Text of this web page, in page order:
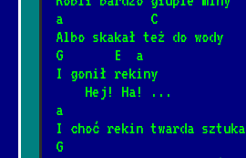
Arahja
12/4/2024[Kult]
Gdy nie ma dzieci
a            C
Albo skakał też do wody
G       E  a
I gonił rekiny
    Hej! Ha! ...
a
I choć rekin twarda sztuka
G